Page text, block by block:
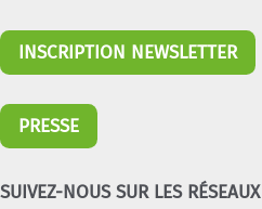
INSCRIPTION NEWSLETTER
PRESSE
SUIVEZ-NOUS SUR LES